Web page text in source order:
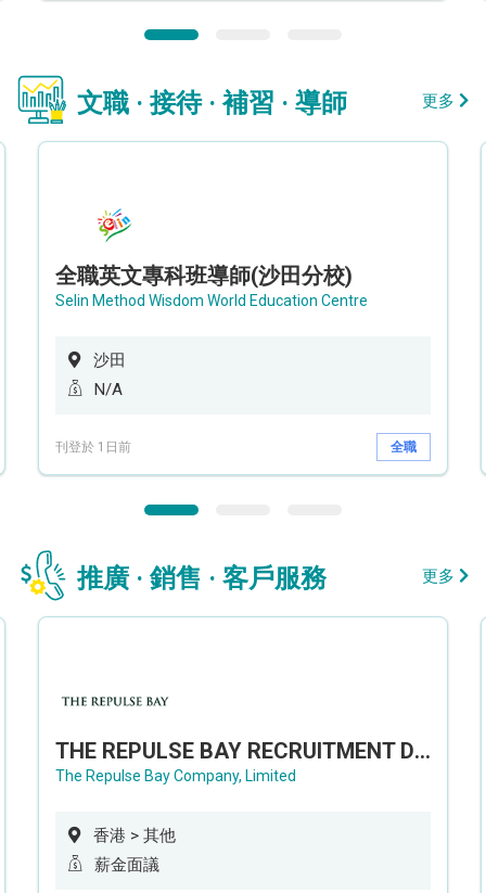
文職 · 接待 · 補習 · 導師 更多
全職英文專科班導師(沙田分校)
Selin Method Wisdom World Education Centre
沙田
N/A
刊登於 1日前 全職
推廣 · 銷售 · 客戶服務 更多
THE REPULSE BAY RECRUITMENT DAY 淺水灣影灣園人才招聘會
The Repulse Bay Company, Limited
香港 > 其他
薪金面議